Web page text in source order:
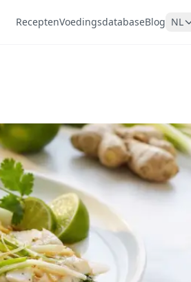
ReceptenVoedingsdatabaseBlog NL